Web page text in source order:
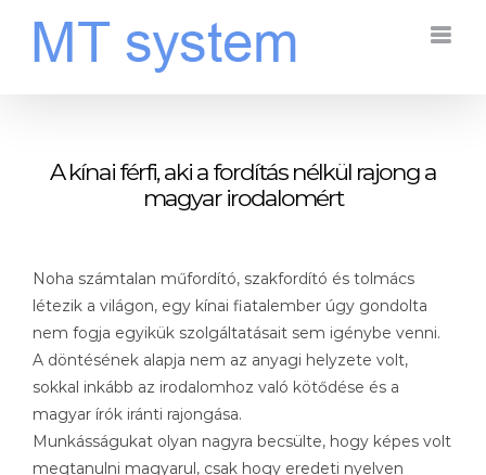
A kínai férfi, aki a fordítás nélkül rajong a
magyar irodalomért
Noha számtalan műfordító, szakfordító és tolmács
létezik a világon, egy kínai fiatalember úgy gondolta
nem fogja egyikük szolgáltatásait sem igénybe venni.
A döntésének alapja nem az anyagi helyzete volt,
sokkal inkább az irodalomhoz való kötődése és a
magyar írók iránti rajongása.
Munkásságukat olyan nagyra becsülte, hogy képes volt
megtanulni magyarul, csak hogy eredeti nyelven